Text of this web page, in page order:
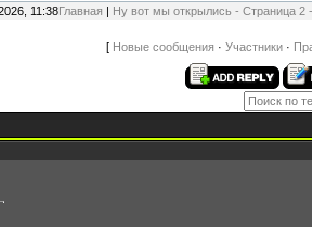
11:38Главная | Ну вот мы открылись - Страница 2
[ Новые сообщения · Участники ·